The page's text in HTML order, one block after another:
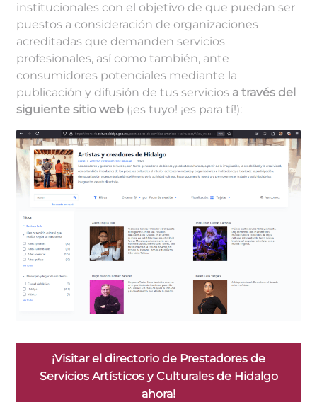
institucionales con el objetivo de que puedan ser
puestos a consideración de organizaciones
acreditadas que demanden servicios
profesionales, así como también, ante
consumidores potenciales mediante la
publicación y difusión de tus servicios a través del
siguiente sitio web(¡es tuyo! ¡es para tí!):
¡Visitar el directorio de Prestadores de
Servicios Artísticos y Culturales de Hidalgo
ahora!